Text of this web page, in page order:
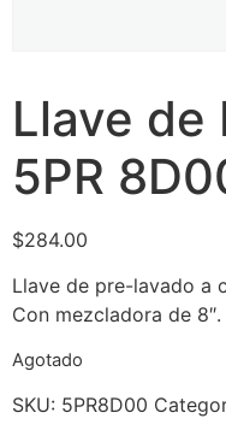
Llave de
5PR
$284.00
Llave de pre-lavado a
Con mezcladora de 8″.
Agotado
SKU: 5PR8D00